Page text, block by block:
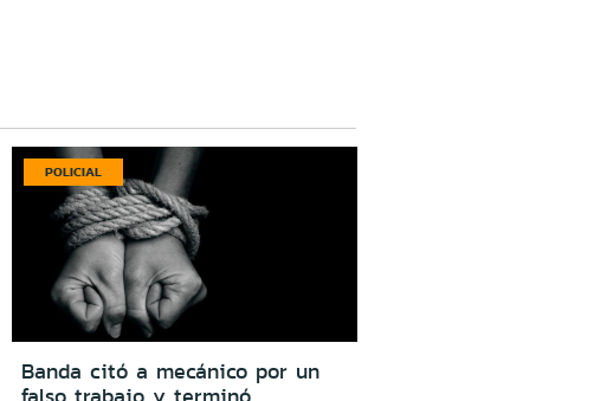
POLICIAL
Banda citó a mecánico por un